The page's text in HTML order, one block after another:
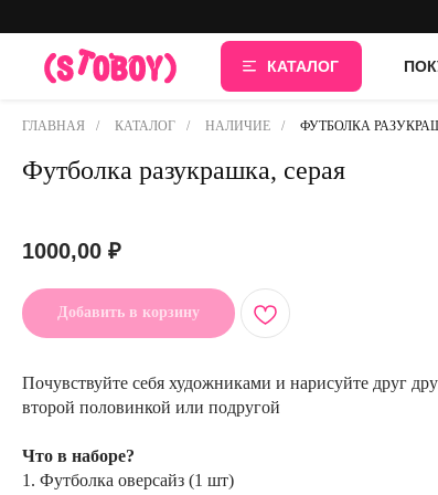
КАТАЛОГ
ГЛАВНАЯ / КАТАЛОГ / НАЛИЧИЕ / ФУТБОЛКА
Футболка разукрашка, серая
1000,00 ₽
Добавить в корзину
Почувствуйте себя художниками и нарисуйте друг
второй половинкой или подругой
Что в наборе?
1. Футболка оверсайз (1 шт)